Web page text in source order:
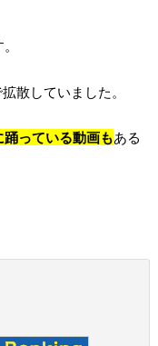
散していました。
踊っている動画もある